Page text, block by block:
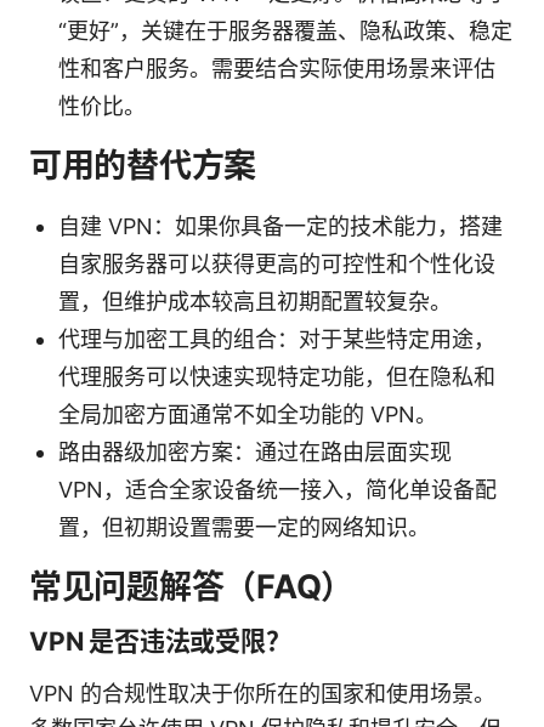
“更好”，关键在于服务器覆盖、隐私政策、稳定
性和客户服务。需要结合实际使用场景来评估
性价比。
可用的替代方案
自建 VPN：如果你具备一定的技术能力，搭建
自家服务器可以获得更高的可控性和个性化设
置，但维护成本较高且初期配置较复杂。
代理与加密工具的组合：对于某些特定用途，
代理服务可以快速实现特定功能，但在隐私和
全局加密方面通常不如全功能的 VPN。
路由器级加密方案：通过在路由层面实现
VPN，适合全家设备统一接入，简化单设备配
置，但初期设置需要一定的网络知识。
常见问题解答（FAQ）
VPN 是否违法或受限？
VPN 的合规性取决于你所在的国家和使用场景。